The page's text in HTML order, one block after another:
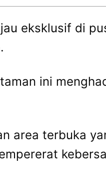
eksklusif di
.
ini
area terbuka